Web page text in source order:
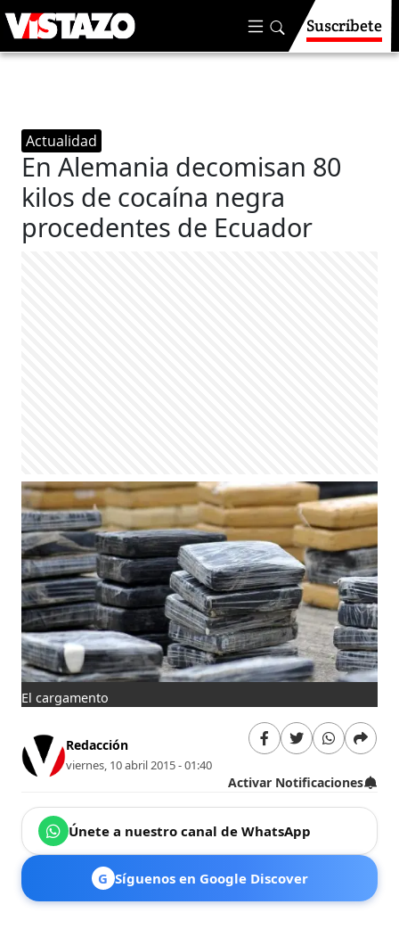
Suscríbete
Actualidad
En Alemania decomisan 80
kilos de cocaína negra
procedentes de Ecuador
El cargamento
Redacción
viernes, 10 abril 2015 - 01:40
Activar Notificaciones
Únete a nuestro canal de WhatsApp
G Síguenos en Google Discover